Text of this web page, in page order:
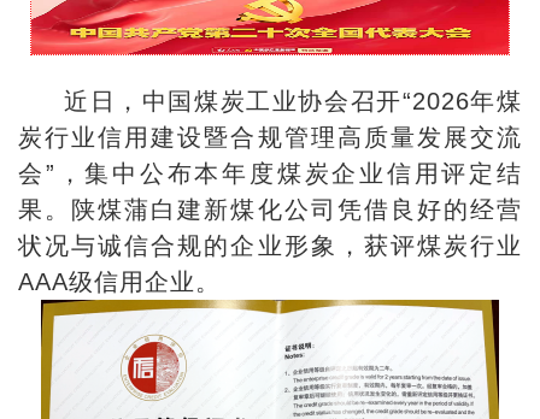
近日，中国煤炭工业协会召开“2026年煤
炭行业信用建设暨合规管理高质量发展交流
会”，集中公布本年度煤炭企业信用评定结
果。陕煤蒲白建新煤化公司凭借良好的经营
状况与诚信合规的企业形象，获评煤炭行业
AAA级信用企业。